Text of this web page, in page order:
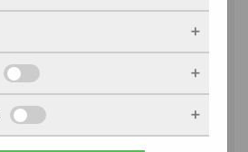
ervoor dat de website
Ze zijn dus altijd actief en
uitgezet. Meestal worden
als jij iets doet, zoals
invullen of je
opslaan. Je kunt je browser
deze cookies blokkeert of je
zien we hoe vaak onze site
bezoekers vandaan
populair zijn. Zo
blijven verbeteren.
jouw voorkeuren.
of ingevulde gegevens.